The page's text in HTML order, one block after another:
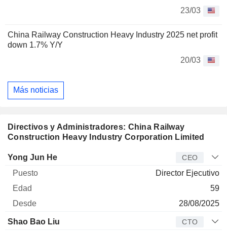
23/03
China Railway Construction Heavy Industry 2025 net profit
down 1.7% Y/Y
20/03
Más noticias
Directivos y Administradores: China Railway
Construction Heavy Industry Corporation Limited
Director Puesto
Yong Jun He CEO
Director Ejecutivo
59
28/08/2025
Shao Bao Liu CTO